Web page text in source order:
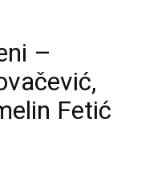
–
Fetić